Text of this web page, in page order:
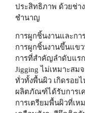
ประสิทธิภาพ ด้วยช่า
ชำนาญ
การผูกชิ้นงานและกา
การผูกชิ้นงานขึ้นแข
การที่สำคัญลำดับแร
Jigging ไม่เหมาะสม
ทั่วทั้งพื้นผิว เกิดรอย
ผลิตภัณฑ์ได้รับการเ
การเตรียมพื้นผิวที่เห